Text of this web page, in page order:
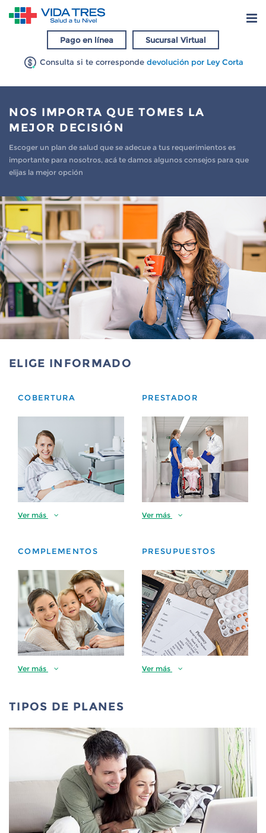
Pago en línea Sucursal Virtual
Consulta si te corresponde devolución por Ley Corta
NOS IMPORTA QUE TOMES LA
MEJOR DECISIÓN
Escoger un plan de salud que se adecue a tus requerimientos es
importante para nosotros, acá te damos algunos consejos para que
elijas la mejor opción
ELIGE INFORMADO
COBERTURA
Ver más
PRESTADOR
Ver más
COMPLEMENTOS
Ver más
PRESUPUESTOS
Ver más
TIPOS DE PLANES